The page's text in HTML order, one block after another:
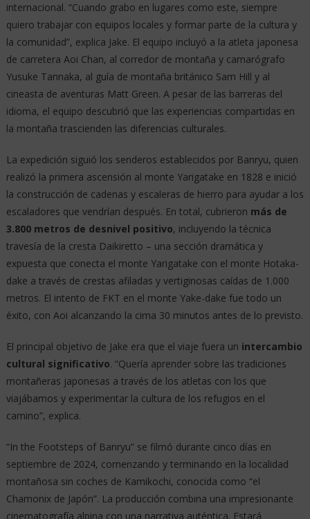
internacional. “Cuando grabo en lugares como este, siempre
quiero trabajar con equipos locales y formar parte de la cultura y
la comunidad”, explica Jake. El equipo incluyó a la atleta japonesa
de carretera Aoi Chan, al corredor de montaña y camarógrafo
Yusuke Tannaka, al guía de montaña británico Sam Hill y al
cineasta de aventuras Matt Green. A pesar de las barreras del
idioma, el equipo descubrió que las experiencias compartidas en
la montaña trascienden las diferencias culturales.
La expedición siguió los senderos establecidos por Banryu, quien
realizó la primera ascensión al monte Yarigatake en 1828 e inició
la construcción de cadenas y escaleras de hierro para ayudar a los
escaladores que vendrían después. En total, cubrieron más de
3.800 metros de desnivel positivo, incluyendo la técnica
travesía de la cresta Daikiretto – una sección dramática y
expuesta que conecta el monte Yarigatake con el monte Hotaka-
dake a través de crestas afiladas y vertiginosas caídas de 1.000
metros. El intento de FKT en el monte Yake-dake fue todo un
éxito, con Aoi alcanzando la cima 30 minutos antes de lo previsto.
El principal objetivo de Jake era que el viaje fuera un intercambio
cultural significativo. “Quería aprender sobre las tradiciones
montañeras japonesas a través de los atletas con los que
viajábamos y experimentar la cultura de los refugios en el
camino”, explica.
“In the Footsteps of Banryu” se filmó durante cinco días en
septiembre de 2024, comenzando y terminando en la localidad
montañosa sin coches de Kamikochi, conocida como “el
Chamonix de Japón”. La producción combina una impresionante
cinematografía alpina con una narrativa auténtica. Estará